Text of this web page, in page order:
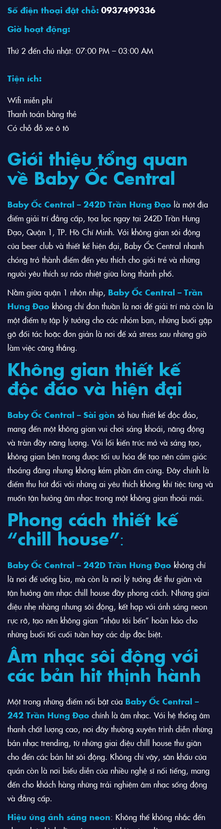
Số điện thoại đặt chỗ: 0937499336
Giờ hoạt động:
Thứ 2 đến chủ nhật: 07:00 PM – 03:00 AM
Tiện ích:
Wifi miễn phí
Thanh toán bằng thẻ
Có chỗ đỗ xe ô tô
Giới thiệu tổng quan
về Baby Ốc Central
Baby Ốc Central – 242D Trần Hưng Đạo là một địa
điểm giải trí đẳng cấp, tọa lạc ngay tại 242D Trần Hưng
Đạo, Quận 1, TP. Hồ Chí Minh. Với không gian sôi động
của beer club và thiết kế hiện đại, Baby Ốc Central nhanh
chóng trở thành điểm đến yêu thích cho giới trẻ và những
người yêu thích sự náo nhiệt giữa lòng thành phố.
Nằm giữa quận 1 nhộn nhịp, Baby Ốc Central – Trần
Hưng Đạo không chỉ đơn thuần là nơi để giải trí mà còn là
một điểm tụ tập lý tưởng cho các nhóm bạn, những buổi gặp
gỡ đối tác hoặc đơn giản là nơi để xả stress sau những giờ
làm việc căng thẳng.
Không gian thiết kế
độc đáo và hiện đại
Baby Ốc Central – Sài gòn sở hữu thiết kế độc đáo,
mang đến một không gian vui chơi sảng khoái, năng động
và tràn đầy năng lượng. Với lối kiến trúc mở và sáng tạo,
không gian bên trong được tối ưu hóa để tạo nên cảm giác
thoáng đãng nhưng không kém phần ấm cúng. Đây chính là
điểm thu hút đối với những ai yêu thích không khí tiệc tùng và
muốn tận hưởng âm nhạc trong một không gian thoải mái.
Phong cách thiết kế
“chill house”:
Baby Ốc Central – 242D Trần Hưng Đạo không chỉ
là nơi để uống bia, mà còn là nơi lý tưởng để thư giãn và
tận hưởng âm nhạc chill house đầy phong cách. Những giai
điệu nhẹ nhàng nhưng sôi động, kết hợp với ánh sáng neon
rực rỡ, tạo nên không gian “nhậu tới bến” hoàn hảo cho
những buổi tối cuối tuần hay các dịp đặc biệt.
Âm nhạc sôi động với
các bản hit thịnh hành
Một trong những điểm nổi bật của Baby Ốc Central –
242 Trần Hưng Đạo chính là âm nhạc. Với hệ thống âm
thanh chất lượng cao, nơi đây thường xuyên trình diễn những
bản nhạc trending, từ những giai điệu chill house thư giãn
cho đến các bản hit sôi động. Không chỉ vậy, sân khấu của
quán còn là nơi biểu diễn của nhiều nghệ sĩ nổi tiếng, mang
đến cho khách hàng những trải nghiệm âm nhạc sống động
và đẳng cấp.
Hiệu ứng ánh sáng neon: Không thể không nhắc đến